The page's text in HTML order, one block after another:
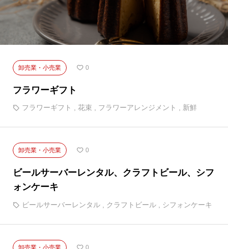
南アフリカのソウルフード
トラック
胡蝶蘭
整備
卸売業・小売業 0
フラワーギフト
フラワーギフト , 花束 , フラワーアレンジメント , 新鮮
卸売業・小売業 0
ビールサーバーレンタル、クラフトビール、シフ
ォンケーキ
ビールサーバーレンタル クラフトビール シフォンケーキ
卸売業・小売業 0